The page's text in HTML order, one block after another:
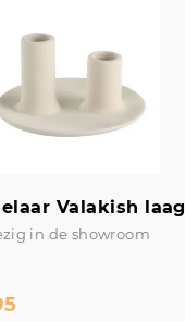
Valakish laag
in de showroom